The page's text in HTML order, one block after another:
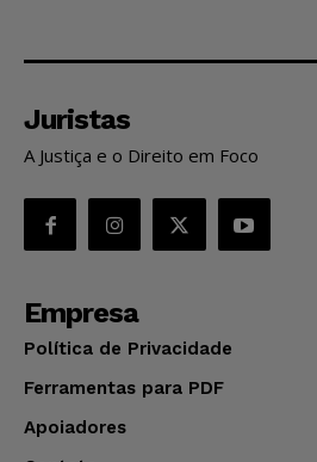
Juristas
A Justiça e o Direito em Foco
Empresa
Política de Privacidade
Ferramentas para PDF
Apoiadores